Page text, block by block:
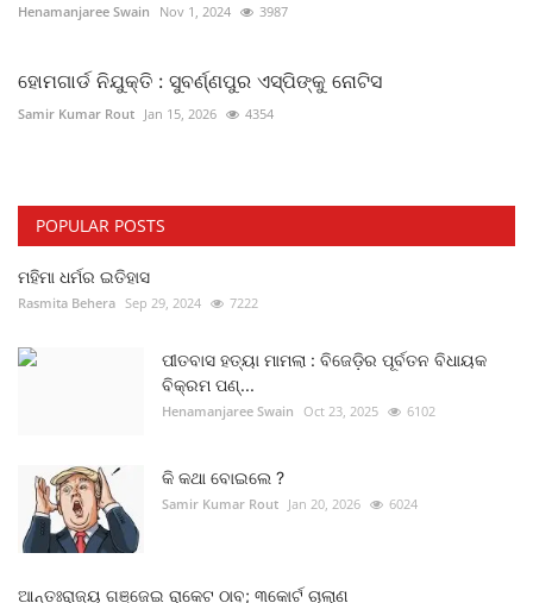
Henamanjaree Swain Nov 1, 2024 3987
ହୋମଗାର୍ଡ ନିଯୁକ୍ତି : ସୁବର୍ଣ୍ଣପୁର ଏସ୍‌ପିଙ୍କୁ ନୋଟିସ
Samir Kumar Rout Jan 15, 2026 4354
POPULAR POSTS
ମହିମା ଧର୍ମର ଇତିହାସ
Rasmita Behera Sep 29, 2024 7222
ପୀତବାସ ହତ୍ୟା ମାମଲା : ବିଜେଡ଼ିର ପୂର୍ବତନ ବିଧାୟକ
ବିକ୍ରମ ପଣ୍...
Henamanjaree Swain Oct 23, 2025 6102
କି କଥା ବୋଇଲେ ?
Samir Kumar Rout Jan 20, 2026 6024
ଆନ୍ତଃରାଜ୍ୟ ଗଞ୍ଜେଇ ରାକେଟ ଠାବ; ୩କୋର୍ଟ ଚାଲାଣ